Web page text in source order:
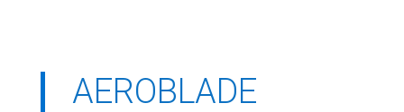
AEROBLADE